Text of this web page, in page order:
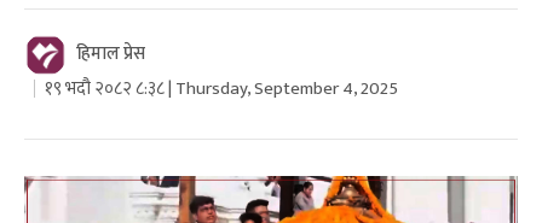
हिमाल प्रेस
१९ भदौ २०८२ ८:३८ | Thursday, September 4, 2025